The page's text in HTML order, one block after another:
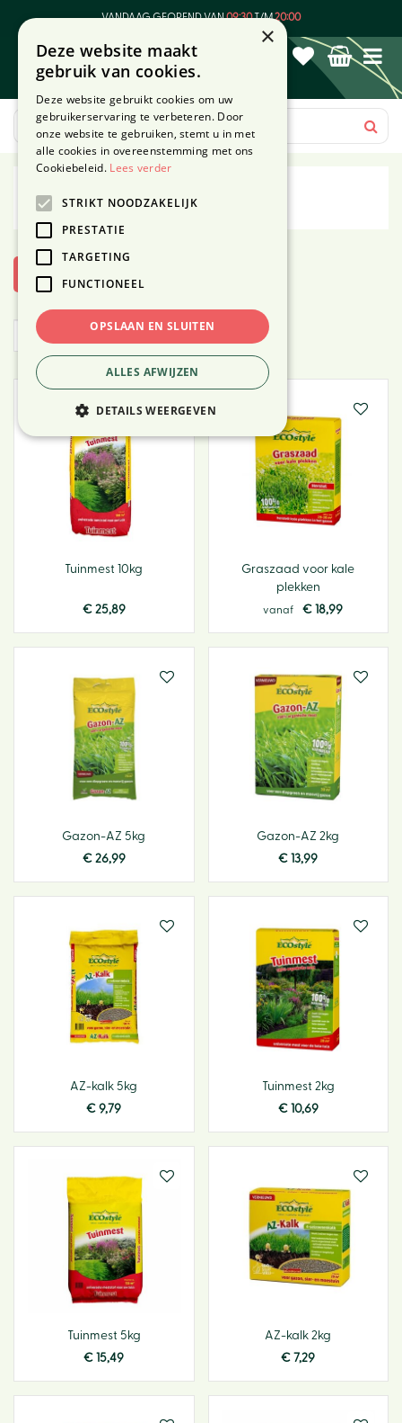
VANDAAG GEOPEND VAN09:30T/M20:00
ECOstyle
Toon filters
Tuinmest 10kg
€ 25,89
Graszaad voor kale
plekken
vanaf € 18,99
Gazon-AZ 5kg
€ 26,99
Gazon-AZ 2kg
€ 13,99
AZ-kalk 5kg
€ 9,79
Tuinmest 2kg
€ 10,69
Tuinmest 5kg
€ 15,49
AZ-kalk 2kg
€ 7,29
×
Deze website maakt
gebruik van cookies.
Deze website gebruikt cookies om uw
gebruikerservaring te verbeteren. Door
onze website te gebruiken, stemt u in met
alle cookies in overeenstemming met ons
Cookiebeleid. Lees verder
STRIKT NOODZAKELIJK
PRESTATIE
TARGETING
FUNCTIONEEL
OPSLAAN EN SLUITEN
ALLES AFWIJZEN
DETAILS WEERGEVEN